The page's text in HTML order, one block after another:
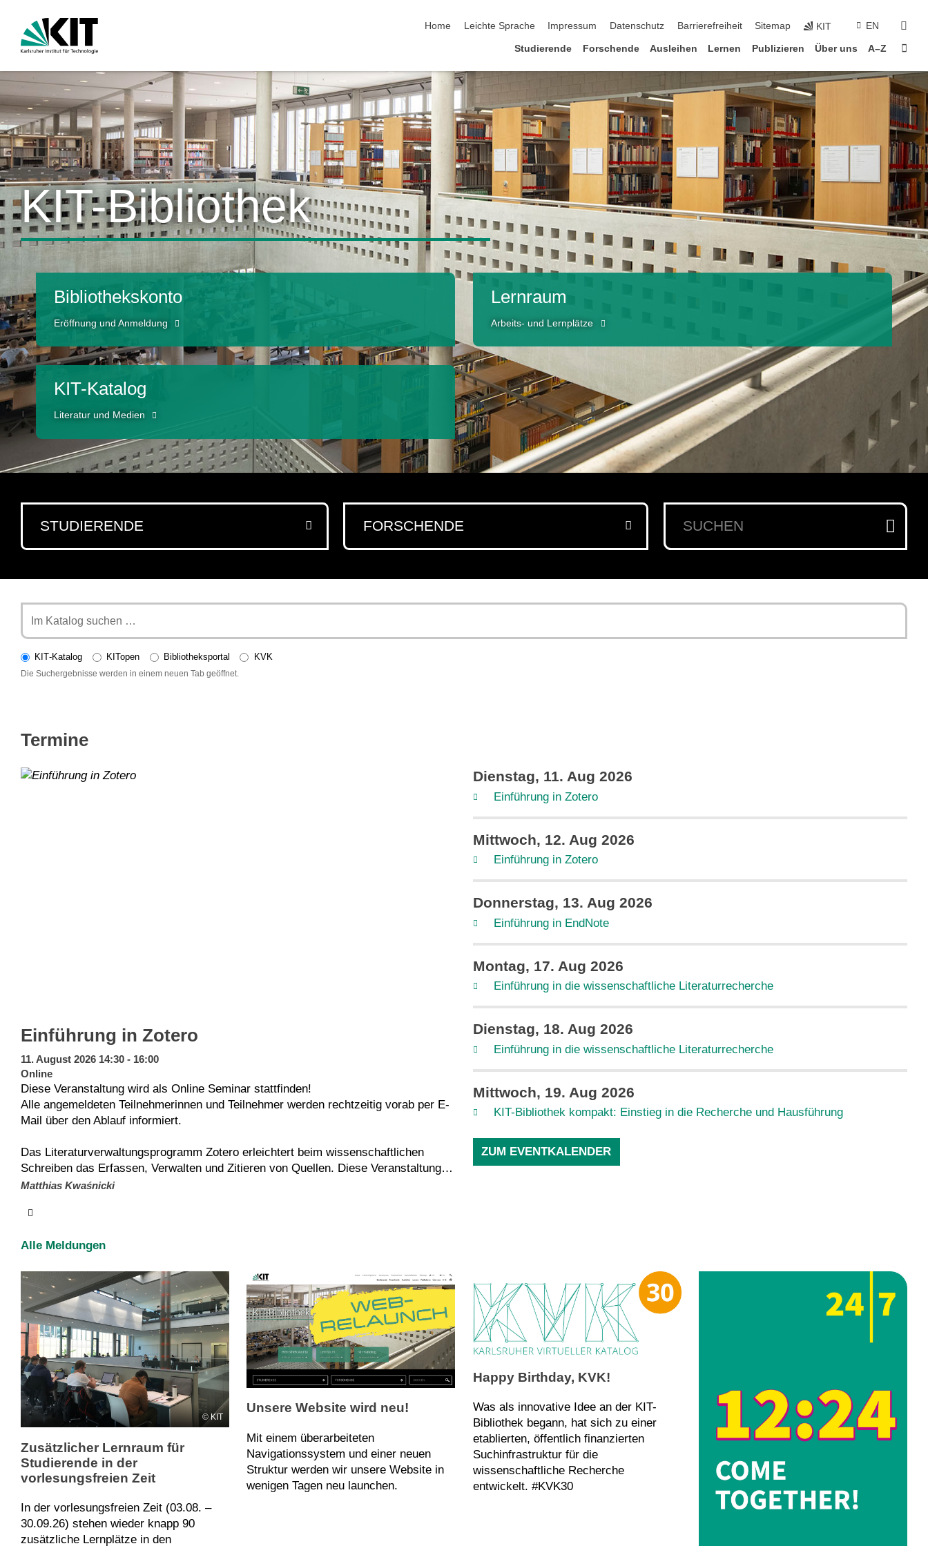
Home
Leichte Sprache Impressum Datenschutz Barrierefreiheit Sitemap KIT EN
Studierende Forschende Ausleihen Lernen Publizieren Über uns A–Z
KIT-Bibliothek
Bibliothekskonto
Eröffnung und Anmeldung
Lernraum
Arbeits- und Lernplätze
KIT-Katalog
Literatur und Medien
STUDIERENDE FORSCHENDE
KIT‑Katalog KITopen Bibliotheksportal KVK
Die Suchergebnisse werden in einem neuen Tab geöffnet.
Termine
Einführung in Zotero
11. August 2026 14:30 - 16:00
Online
Diese Veranstaltung wird als Online Seminar stattfinden!
Alle angemeldeten Teilnehmerinnen und Teilnehmer werden rechtzeitig vorab per E-
Mail über den Ablauf informiert.
Das Literaturverwaltungsprogramm Zotero erleichtert beim wissenschaftlichen
Schreiben das Erfassen, Verwalten und Zitieren von Quellen. Diese Veranstaltung
bietet einen kompakten Überblick über die Funktionen und Einsatzmöglichkeiten des
in Zotero.
Inhalte:
Aufnahme von Quellen: manuelle Aufnahme, Import über ISBN oder andere Identifier
/ Recherchefunktion / Zotero-Connector Auswertung und Erschließung von Quellen:
Metadaten bearbeiten und ergänzen, Volltexte annotieren, Such- und
Sortiermöglichkeiten Zitieren: Zitationsstil einstellen und Literaturbelege im
Schreibdokument einfügen
Tag(s): FBH, Literaturmanagement, Literaturverwaltung, LITVERW-all
Matthias Kwaśnicki
Dienstag, 11. Aug 2026
Einführung in Zotero
Mittwoch, 12. Aug 2026
Einführung in Zotero
Donnerstag, 13. Aug 2026
Einführung in EndNote
Montag, 17. Aug 2026
Einführung in die wissenschaftliche Literaturrecherche
Dienstag, 18. Aug 2026
Einführung in die wissenschaftliche Literaturrecherche
Mittwoch, 19. Aug 2026
KIT-Bibliothek kompakt: Einstieg in die Recherche und Hausführung
ZUM EVENTKALENDER
Alle Meldungen
KIT
Zusätzlicher Lernraum für
Studierende in der
vorlesungsfreien Zeit
In der vorlesungsfreien Zeit (03.08. –
30.09.26) stehen wieder knapp 90
zusätzliche Lernplätze in den
Unsere Website wird neu!
Mit einem überarbeiteten
Navigationssystem und einer neuen
Struktur werden wir unsere Website in
wenigen Tagen neu launchen.
Happy Birthday, KVK!
Was als innovative Idee an der KIT-
Bibliothek begann, hat sich zu einer
etablierten, öffentlich finanzierten
Suchinfrastruktur für die
wissenschaftliche Recherche
entwickelt. #KVK30